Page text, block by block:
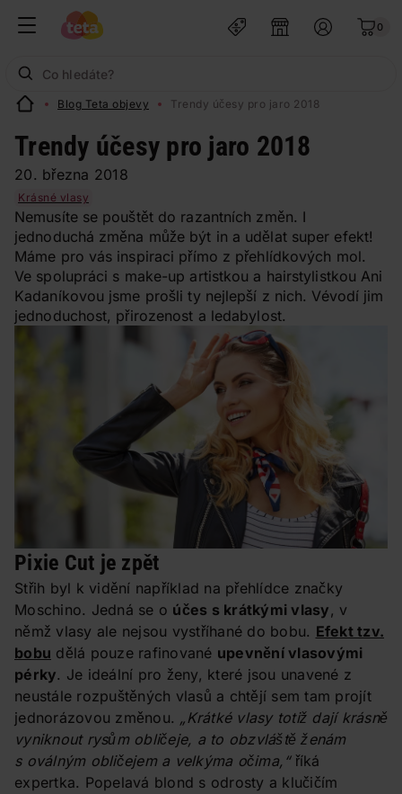
0
Blog Teta objevy Trendy účesy pro jaro 2018
Trendy účesy pro jaro 2018
20. března 2018
Krásné vlasy
Nemusíte se pouštět do razantních změn. I
jednoduchá změna může být in a udělat super efekt!
Máme pro vás inspiraci přímo z přehlídkových mol.
Ve spolupráci s make-up artistkou a hairstylistkou Ani
Kadaníkovou jsme prošli ty nejlepší z nich. Vévodí jim
jednoduchost, přirozenost a ledabylost.
Pixie Cut je zpět
Střih byl k vidění například na přehlídce značky
Moschino. Jedná se o účes s krátkými vlasy, v
němž vlasy ale nejsou vystříhané do bobu. Efekt tzv.
bobu dělá pouze rafinované upevnění vlasovými
pérky. Je ideální pro ženy, které jsou unavené z
neustále rozpuštěných vlasů a chtějí sem tam projít
jednorázovou změnou. „Krátké vlasy totiž dají krásně
vyniknout rysům obličeje, a to obzvláště ženám
s oválným obličejem a velkýma očima,“říká
expertka. Popelavá blond s odrosty a klučičím